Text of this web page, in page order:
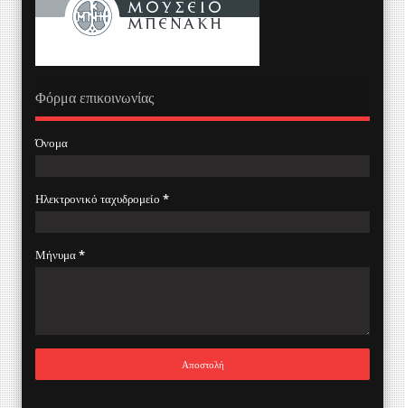
Φόρμα επικοινωνίας
Όνομα
Ηλεκτρονικό ταχυδρομείο *
Μήνυμα*